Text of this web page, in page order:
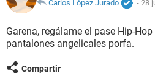
Carlos López Jurado
- 28
Garena, regálame el pase Hip-
pantalones angelicales porfa.
Compartir